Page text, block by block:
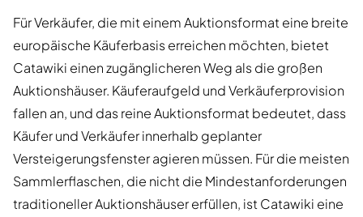
Für Verkäufer, die mit einem Auktionsformat eine breite
europäische Käuferbasis erreichen möchten, bietet
Catawiki einen zugänglicheren Weg als die großen
Auktionshäuser. Käuferaufgeld und Verkäuferprovision
fallen an, und das reine Auktionsformat bedeutet, dass
Käufer und Verkäufer innerhalb geplanter
Versteigerungsfenster agieren müssen. Für die meisten
Sammlerflaschen, die nicht die Mindestanforderungen
traditioneller Auktionshäuser erfüllen, ist Catawiki eine